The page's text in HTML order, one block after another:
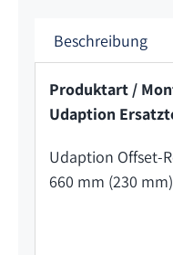
Beschreibung
Produktart /
Udaption
Udaption Offset-
660 mm (230 mm)